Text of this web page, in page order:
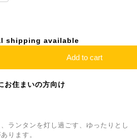
shipping available
Add to cart
お住まいの方向け
ランタンを灯し過ごす、ゆったりとし
ります。